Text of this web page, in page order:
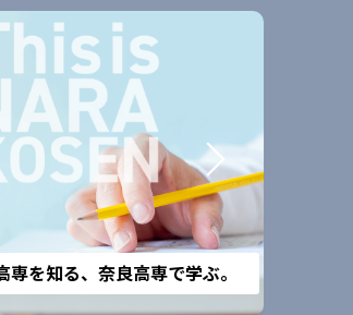
専を知る、奈良高専で学ぶ。